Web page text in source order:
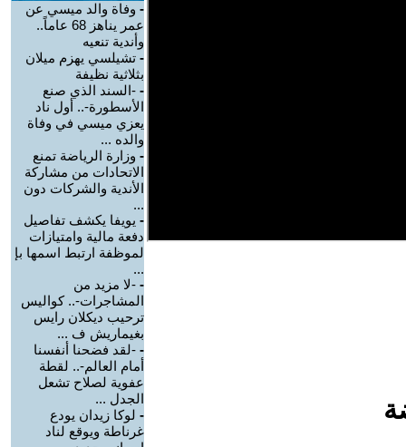
- وفاة والد ميسي عن
عمر يناهز 68 عاماً..
وأندية تنعيه
- تشيلسي يهزم ميلان
بثلاثية نظيفة
- -السند الذي صنع
الأسطورة-.. أول ناد
يعزي ميسي في وفاة
والده ...
- وزارة الرياضة تمنع
الاتحادات من مشاركة
الأندية والشركات دون
...
- يويفا يكشف تفاصيل
دفعة مالية وامتيازات
لموظفة ارتبط اسمها بإ
...
- -لا مزيد من
المشاجرات-.. كواليس
ترحيب ديكلان رايس
بغيماريش ف ...
- -لقد فضحنا أنفسنا
أمام العالم-.. لقطة
عفوية لصلاح تشعل
الجدل ...
- لوكا زيدان يودع
غرناطة ويوقع لناد